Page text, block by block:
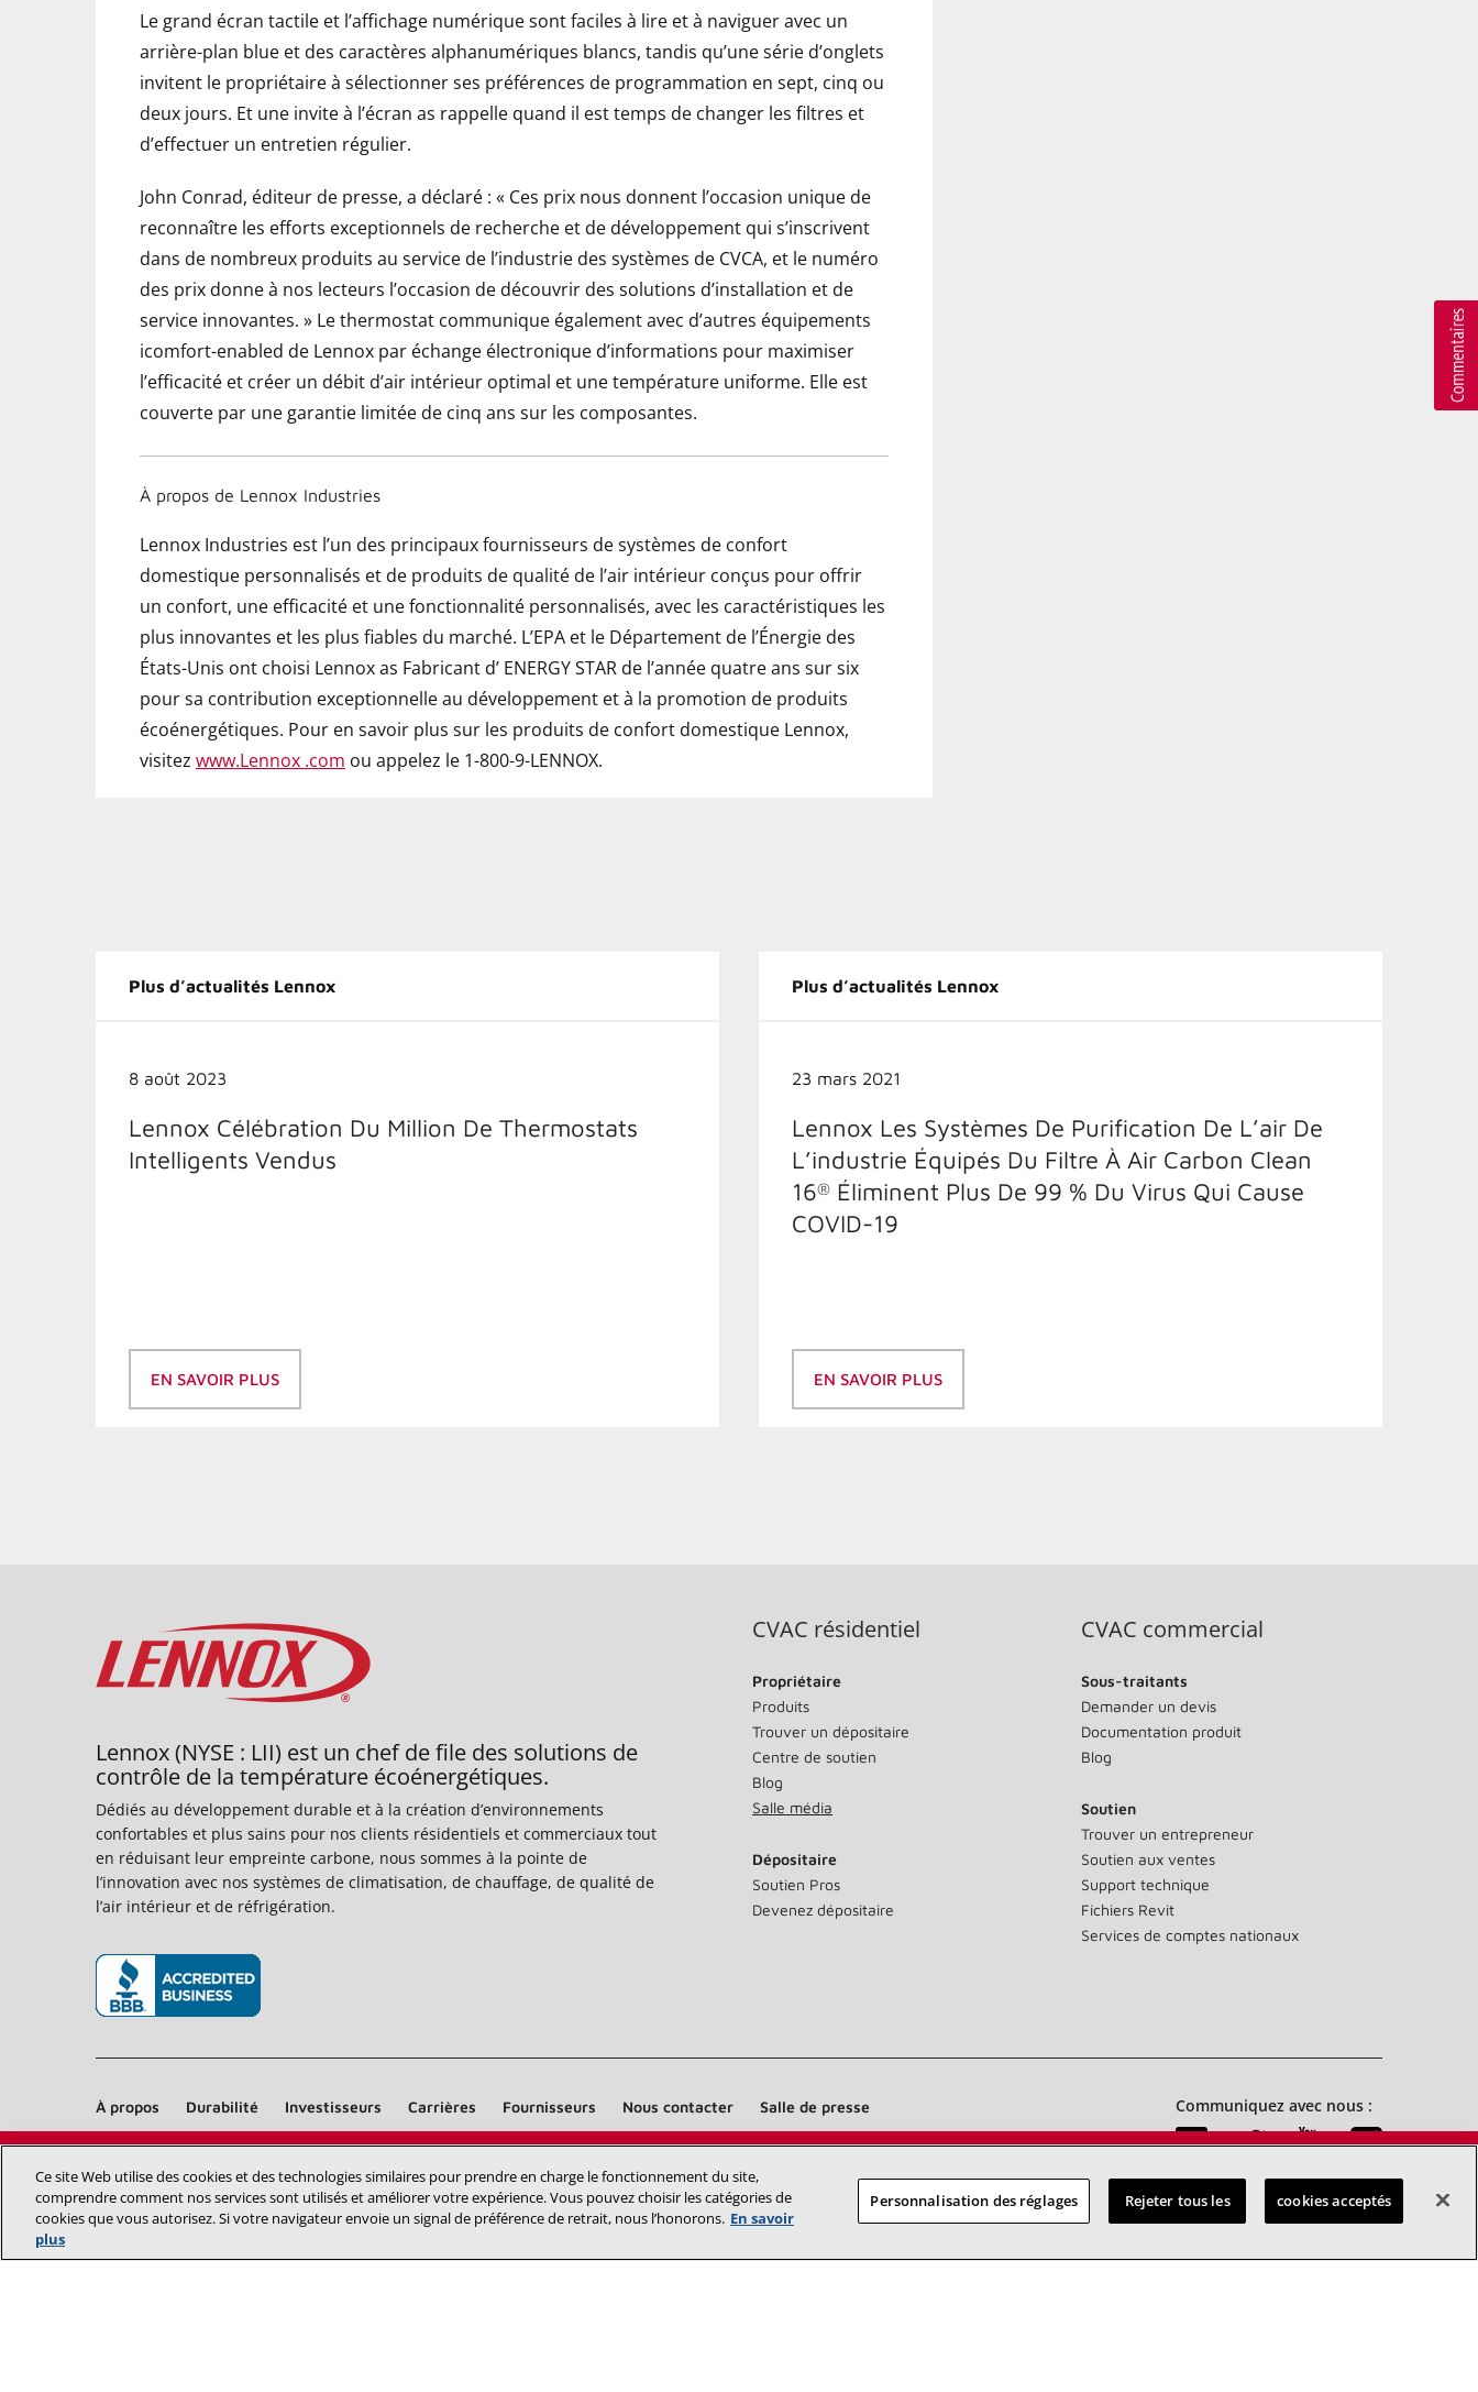
Le grand écran tactile et l’affichage numérique sont faciles à lire et à naviguer avec un
arrière-plan blue et des caractères alphanumériques blancs, tandis qu’une série d’onglets
invitent le propriétaire à sélectionner ses préférences de programmation en sept, cinq ou
deux jours. Et une invite à l’écran as rappelle quand il est temps de changer les filtres et
d’effectuer un entretien régulier.
John Conrad, éditeur de presse, a déclaré : « Ces prix nous donnent l’occasion unique de
reconnaître les efforts exceptionnels de recherche et de développement qui s’inscrivent
dans de nombreux produits au service de l’industrie des systèmes de CVCA, et le numéro
des prix donne à nos lecteurs l’occasion de découvrir des solutions d’installation et de
service innovantes. » Le thermostat communique également avec d’autres équipements
icomfort-enabled de Lennox par échange électronique d’informations pour maximiser
l’efficacité et créer un débit d’air intérieur optimal et une température uniforme. Elle est
couverte par une garantie limitée de cinq ans sur les composantes.
À propos de Lennox Industries
Lennox Industries est l’un des principaux fournisseurs de systèmes de confort
domestique personnalisés et de produits de qualité de l’air intérieur conçus pour offrir
un confort, une efficacité et une fonctionnalité personnalisés, avec les caractéristiques les
plus innovantes et les plus fiables du marché. L’EPA et le Département de l’Énergie des
États-Unis ont choisi Lennox as Fabricant d’ ENERGY STAR de l’année quatre ans sur six
pour sa contribution exceptionnelle au développement et à la promotion de produits
écoénergétiques. Pour en savoir plus sur les produits de confort domestique Lennox,
visitez www.Lennox .com ou appelez le 1-800-9-LENNOX.
Plus d’actualités Lennox
8 août 2023
Lennox Célébration Du Million De Thermostats
Intelligents Vendus
EN SAVOIR PLUS
Plus d’actualités Lennox
23 mars 2021
Lennox Les Systèmes De Purification De L’air De
L’industrie Équipés Du Filtre À Air Carbon Clean
16®Éliminent Plus De 99 % Du Virus Qui Cause
COVID-19
EN SAVOIR PLUS
Trouvez un dépositaire Lennox près
de chez vous
DÉPOSITAIRES
Lennox (NYSE : LII) est un chef de file des solutions de
contrôle de la température écoénergétiques.
Dédiés au développement durable et à la création d’environnements
confortables et plus sains pour nos clients résidentiels et commerciaux tout
en réduisant leur empreinte carbone, nous sommes à la pointe de
l’innovation avec nos systèmes de climatisation, de chauffage, de qualité de
l’air intérieur et de réfrigération.
CVAC résidentiel
Propriétaire
Produits
Trouver un dépositaire
Centre de soutien
Blog
Salle média
Dépositaire
Soutien Pros
Devenez dépositaire
CVAC commercial
Sous-traitants
Demander un devis
Documentation produit
Blog
Soutien
Trouver un entrepreneur
Soutien aux ventes
Support technique
Fichiers Revit
Services de comptes nationaux
À propos Durabilité Investisseurs Carrières Fournisseurs Nous contacter Salle de presse Communiquez avec nous :
Ce site Web utilise des cookies et des technologies similaires pour prendre en charge le fonctionnement du site,
comprendre comment nos services sont utilisés et améliorer votre expérience. Vous pouvez choisir les catégories de
cookies que vous autorisez. Si votre navigateur envoie un signal de préférence de retrait, nous l’honorons. En savoir
plus
Personnalisation des réglages Rejeter tous les cookies acceptés